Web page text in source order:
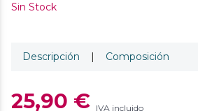
Sin Stock
Descripción | Composición
25,90 € IVA incluido